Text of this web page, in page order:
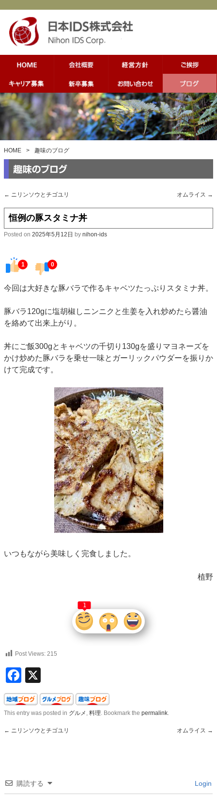
HOME > 趣味のブログ
← ニリンソウとチゴユリ オムライス →
恒例の豚スタミナ丼
Posted on 2025年5月12日 by nihon-ids
1 0
今回は大好きな豚バラで作るキャベツたっぷりスタミナ丼。
豚バラ120gに塩胡椒しニンニクと生姜を入れ炒めたら醤油
を絡めて出来上がり。
丼にご飯300gとキャベツの千切り130gを盛りマヨネーズを
かけ炒めた豚バラを乗せ一味とガーリックパウダーを振りか
けて完成です。
いつもながら美味しく完食しました。
植野
1
Post Views: 215
Facebook
This entry was posted in グルメ , 料理. Bookmark the permalink.
← ニリンソウとチゴユリ オムライス →
購読する Login